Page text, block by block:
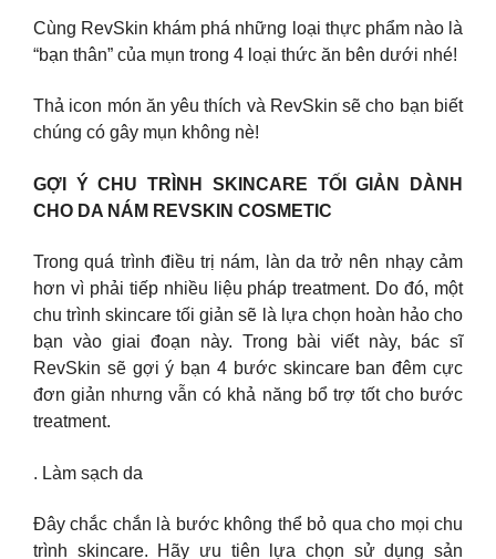
Cùng RevSkin khám phá những loại thực phẩm nào là
“bạn thân” của mụn trong 4 loại thức ăn bên dưới nhé!
Thả icon món ăn yêu thích và RevSkin sẽ cho bạn biết
chúng có gây mụn không nè!
GỢI Ý CHU TRÌNH SKINCARE TỐI GIẢN DÀNH
CHO DA NÁM REVSKIN COSMETIC
Trong quá trình điều trị nám, làn da trở nên nhạy cảm
hơn vì phải tiếp nhiều liệu pháp treatment. Do đó, một
chu trình skincare tối giản sẽ là lựa chọn hoàn hảo cho
bạn vào giai đoạn này. Trong bài viết này, bác sĩ
RevSkin sẽ gợi ý bạn 4 bước skincare ban đêm cực
đơn giản nhưng vẫn có khả năng bổ trợ tốt cho bước
treatment.
. Làm sạch da
Đây chắc chắn là bước không thể bỏ qua cho mọi chu
trình skincare. Hãy ưu tiên lựa chọn sử dụng sản